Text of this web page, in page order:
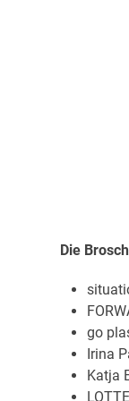
Die
go
Irina
Katja